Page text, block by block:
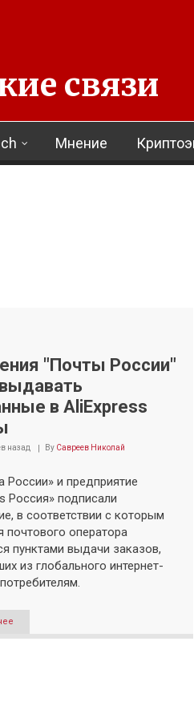
связи
Мнение
"Почты России"
в AliExpress
назад By Савреев Николай
России» и предприятие
Россия» подписали
в соответствии с которым
почтового оператора
пунктами выдачи заказов,
из глобального интернет-